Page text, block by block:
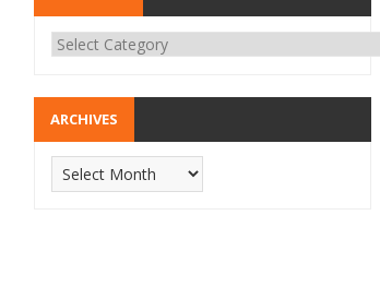
ARCHIVES